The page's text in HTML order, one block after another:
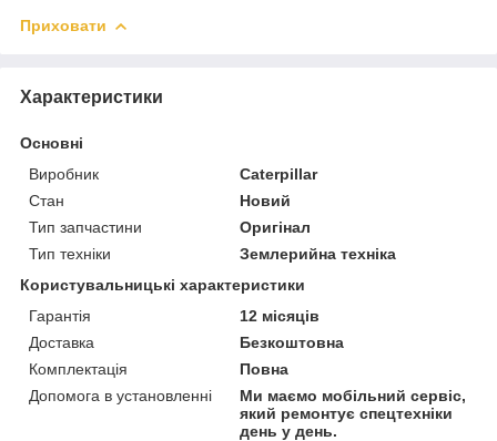
Приховати
Характеристики
Основні
Виробник
Caterpillar
Стан
Новий
Тип запчастини
Оригінал
Тип техніки
Землерийна техніка
Користувальницькі характеристики
Гарантія
12 місяців
Доставка
Безкоштовна
Комплектація
Повна
Допомога в установленні
Ми маємо мобільний сервіс,
який ремонтує спецтехніки
день у день.